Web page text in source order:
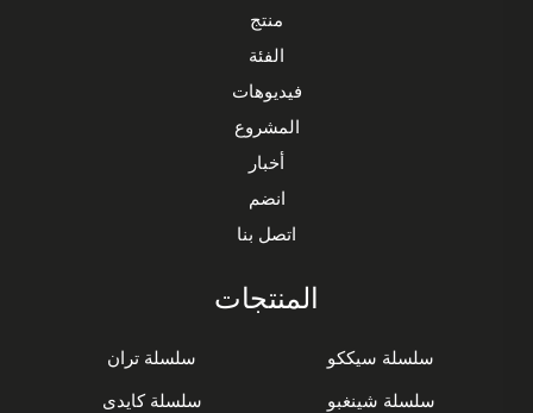
منتج
الفئة
فيديوهات
المشروع
أخبار
انضم
اتصل بنا
المنتجات
سلسلة سيككو
سلسلة تران
سلسلة شينغبو
سلسلة كايدى